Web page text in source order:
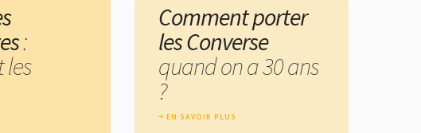
:
les
Comment porter
les Converse
quand on a 30 ans
?
EN SAVOIR PLUS